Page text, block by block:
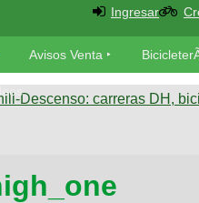
Ingresar
Avisos Venta
Descenso: carreras DH,